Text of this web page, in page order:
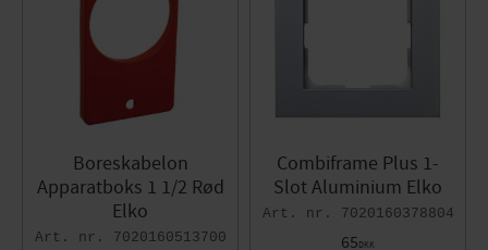
Boreskabelon
Apparatboks 1 1/2 Rød
Elko
7020160513700
Combiframe Plus 1-
Slot Aluminium Elko
7020160378804
65DKK